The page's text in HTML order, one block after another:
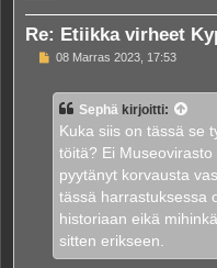
Re: Etiikka virheet
V
s
08 Marras 2023, 17:53
Sephä kirjoitti:
Kuka siis on tässä se
töitä? Ei
pyytänyt korvausta
tässä harrastuksessa
historiaan eikä
sitten erikseen.